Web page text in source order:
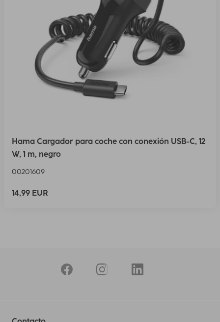
Hama Cargador para coche con conexión USB-C, 12
W, 1 m, negro
00201609
14,99 EUR